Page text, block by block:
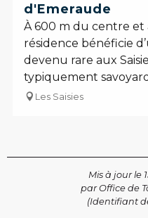
Est organisé dans le
d'Emeraude
À 600 m du centre et
résidence bénéficie
devenu rare aux
typiquement
Les Saisies
Mis à jour le
par Office de
(Identifiant